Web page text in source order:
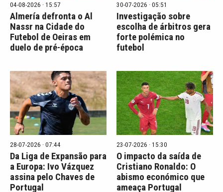
04-08-2026 · 15:57
Almería defronta o Al
Nassr na Cidade do
Futebol de Oeiras em
duelo de pré-época
30-07-2026 · 05:51
Investigação sobre
escolha de árbitros gera
forte polémica no
futebol
28-07-2026 · 07:44
Da Liga de Expansão para
a Europa: Ivo Vázquez
assina pelo Chaves de
Portugal
23-07-2026 · 15:30
O impacto da saída de
Cristiano Ronaldo: O
abismo económico que
ameaça Portugal